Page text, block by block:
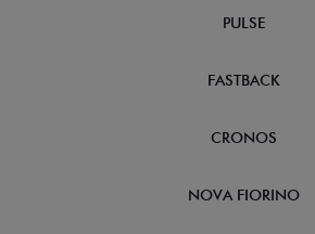
PULSE
FASTBACK
CRONOS
NOVA FIORINO